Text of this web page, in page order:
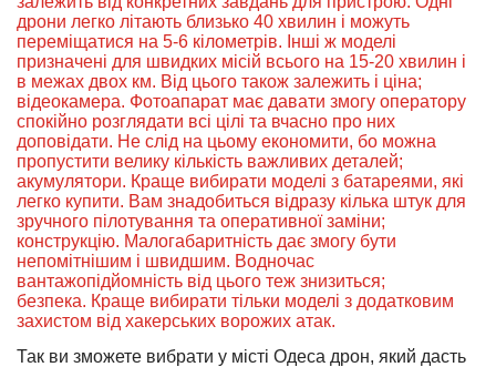
дрони легко літають близько 40 хвилин і можуть
переміщатися на 5-6 кілометрів. Інші ж моделі
призначені для швидких місій всього на 15-20 хвилин і
в межах двох км. Від цього також залежить і ціна;
відеокамера. Фотоапарат має давати змогу оператору
спокійно розглядати всі цілі та вчасно про них
доповідати. Не слід на цьому економити, бо можна
пропустити велику кількість важливих деталей;
акумулятори. Краще вибирати моделі з батареями, які
легко купити. Вам знадобиться відразу кілька штук для
зручного пілотування та оперативної заміни;
конструкцію. Малогабаритність дає змогу бути
непомітнішим і швидшим. Водночас
вантажопідйомність від цього теж знизиться;
безпека. Краще вибирати тільки моделі з додатковим
захистом від хакерських ворожих атак.
Так ви зможете вибрати у місті Одеса дрон, який дасть